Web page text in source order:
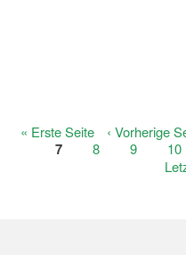
Seitennummerierung
Erste
« Erste Seite
Vorherige
Seite
‹ Vorherige
Aktuelle
7 Page
8 Page
9 10